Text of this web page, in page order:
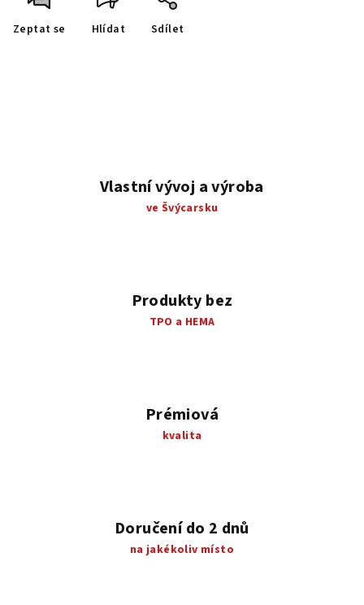
Zeptat se Hlídat Sdílet
Vlastní vývoj a výroba
ve Švýcarsku
Produkty bez
TPO a HEMA
Prémiová
kvalita
Doručení do 2 dnů
na jakékoliv místo